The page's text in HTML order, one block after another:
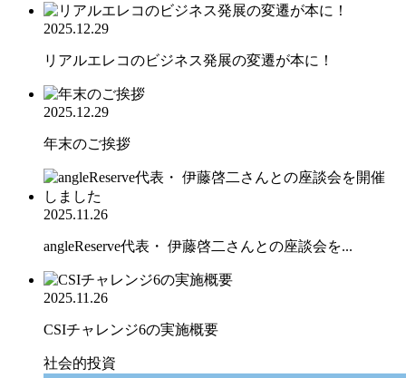
2025.12.29
リアルエレコのビジネス発展の変遷が本に！
2025.12.29
年末のご挨拶
2025.11.26
angleReserve代表・ 伊藤啓二さんとの座談会を...
2025.11.26
CSIチャレンジ6の実施概要
社会的投資